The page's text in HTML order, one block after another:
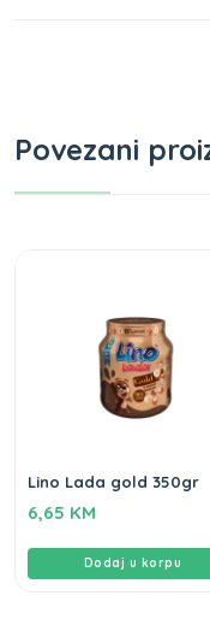
Povezani
Lino Lada gold 350gr
6,65 KM
Dodaj u korpu